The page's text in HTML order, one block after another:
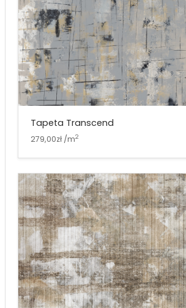
Tapeta Transcend
279,00zł /m2